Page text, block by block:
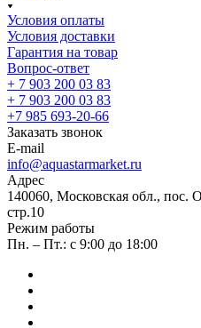
Условия оплаты
Условия доставки
Гарантия на товар
Вопрос-ответ
+ 7 903 200 03 83
+ 7 903 200 03 83
+7 985 693-20-66
Заказать звонок
E-mail
info@aquastarmarket.ru
Адрес
140060, Московская обл., пос.
стр.10
Режим работы
Пн. – Пт.: с 9:00 до 18:00